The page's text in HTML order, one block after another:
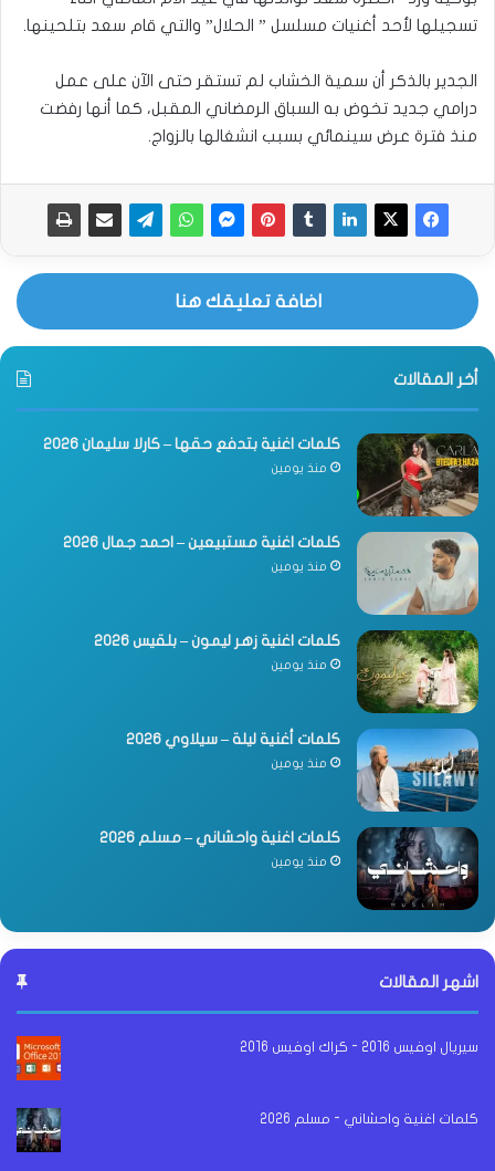
تسجيلها لأحد أغنيات مسلسل ” الحلال” والتي قام سعد بتلحينها.
الجدير بالذكر أن سمية الخشاب لم تستقر حتى الآن على عمل
درامي جديد تخوض به السباق الرمضاني المقبل، كما أنها رفضت
منذ فترة عرض سينمائي بسبب انشغالها بالزواج.
اضافة تعليقك هنا
أخر المقالات
كلمات اغنية بتدفع حقها – كارلا سليمان 2026
منذ يومين
كلمات اغنية مستبيعين – احمد جمال 2026
منذ يومين
كلمات اغنية زهر ليمون – بلقيس 2026
منذ يومين
كلمات أغنية ليلة – سيلاوي 2026
منذ يومين
كلمات اغنية واحشاني – مسلم 2026
منذ يومين
اشهر المقالات
سيريال اوفيس 2016 - كراك اوفيس 2016
كلمات اغنية واحشاني - مسلم 2026